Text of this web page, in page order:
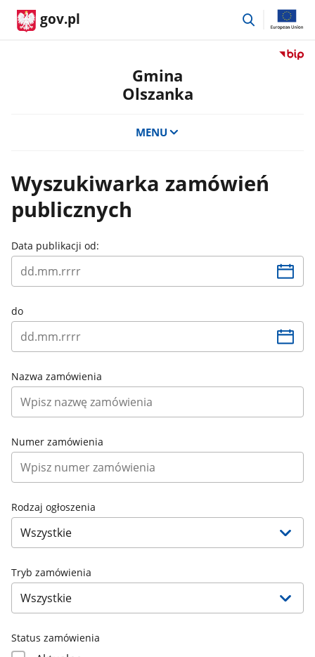
gov.pl
przejdź
Przejdź
Gmina
Olszanka
MENU
Wyszukiwarka zamówień
publicznych
Data publikacji od:
do
Nazwa zamówienia
Numer zamówienia
Rodzaj ogłoszenia
Tryb zamówienia
Status zamówienia